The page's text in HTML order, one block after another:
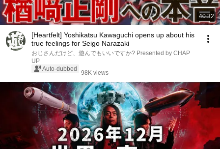
40:32
[Heartfelt] Yoshikatsu Kawaguchi opens up about his
true feelings for Seigo Narazaki
おじさんだけど、遊んでもいいですか? Presented by CHAP
UP
Auto-dubbed
98K views